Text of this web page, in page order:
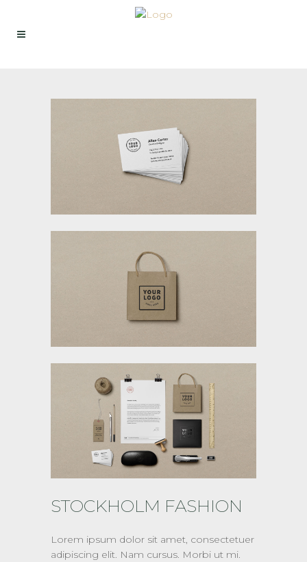
STOCKHOLM FASHION
Lorem ipsum dolor sit amet, consectetuer
adipiscing elit. Nam cursus. Morbi ut mi.